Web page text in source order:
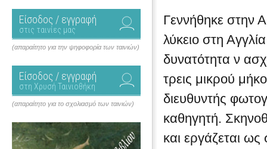
Είσοδος / εγγραφή
στις ταινίες μας
(απαραίτητο για την ψηφοφορία των ταινιών)
Είσοδος / εγγραφή
στη Χρυσή Ταινιοθήκη
(απαραίτητο για το σχολιασμό των ταινιών)
Γεννήθηκε στην
λύκειο στη
δυνατότητα ν
τρεις μικρού
διευθυντής
καθηγητή.
και εργάζεται